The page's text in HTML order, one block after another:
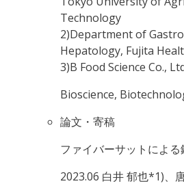
Technology
2)Department of
Hepatology, Fujita
3)B Food Science Co.,
Bioscience,
論文・寄稿
ファイバーサットによ
2023.06 白井 郁也*1)、